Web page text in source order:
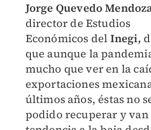
Jorge Quevedo
director de Estudios
Económicos del Inegi,
que aunque la
mucho que ver en la
exportaciones
últimos años, éstas no
podido recuperar y van